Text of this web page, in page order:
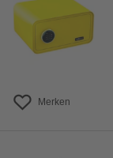
Merken